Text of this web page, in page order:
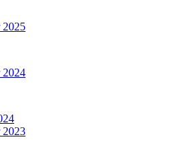
2025
2024
2023